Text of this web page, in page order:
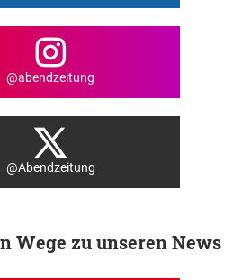
@abendzeitung
@Abendzeitung
Wege zu unseren News